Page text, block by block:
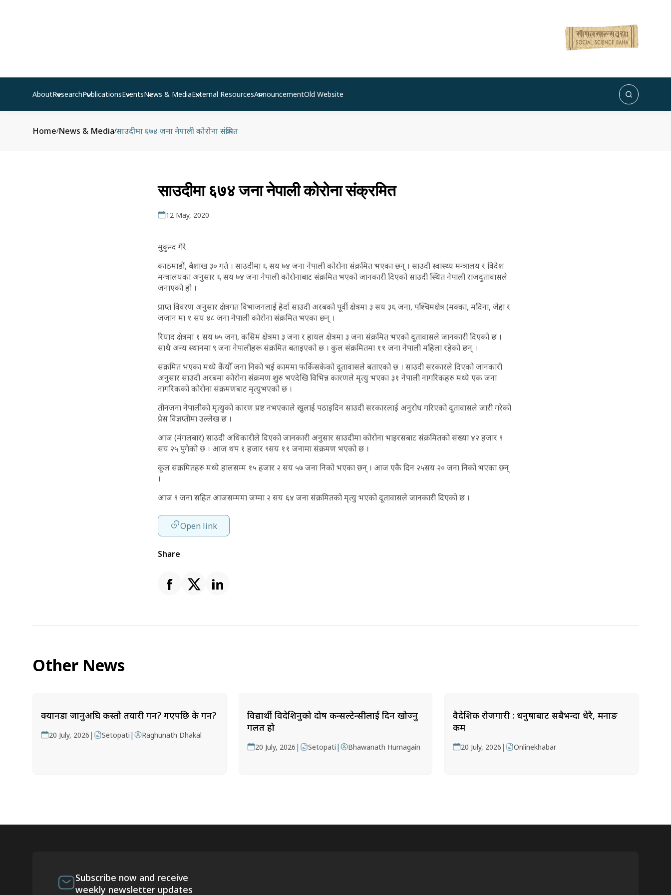
AboutResearchPublicationsEventsNews & MediaExternal ResourcesAnnouncementOld Website
Home/News & Media/साउदीमा ६७४ जना नेपाली कोरोना संक्रमित
साउदीमा ६७४ जना नेपाली कोरोना संक्रमित
12 May, 2020
मुकुन्द गैरे
काठमाडौं, बैशाख ३० गते । साउदीमा ६ सय ७४ जना नेपाली कोरोना संक्रमित भएका छन् । साउदी स्वास्थ्य मन्त्रालय र विदेश
मन्त्रालयका अनुसार ६ सय ७४ जना नेपाली कोरोनाबाट संक्रमित भएको जानकारी दिएको साउदी स्थित नेपाली राजदुतावासले
जनाएको हो ।
प्राप्त विवरण अनुसार क्षेत्रगत विभाजनलाई हेर्दा साउदी अरबको पूर्वी क्षेत्रमा ३ सय ३६ जना, पश्चिमक्षेत्र (मक्का, मदिना, जेद्दा र
जजान मा १ सय ४८ जना नेपाली कोरोना संक्रमित भएका छन् ।
रियाद क्षेत्रमा १ सय ७५ जना, कसिम क्षेत्रमा ३ जना र हायल क्षेत्रमा ३ जना संक्रमित भएको दूतावासले जानकारी दिएको छ ।
साथै अन्य स्थानमा ९ जना नेपालीहरू संक्रमित बताइएको छ । कुल संक्रमितमा ११ जना नेपाली महिला रहेको छन् ।
संक्रमित भएका मध्ये कैंयौँ जना निको भई काममा फर्किसकेको दूतावासले बताएको छ । साउदी सरकारले दिएको जानकारी
अनुसार साउदी अरबमा कोरोना संक्रमण शुरु भएदेखि विभिन्न कारणले मृत्यु भएका ३१ नेपाली नागरिकहरु मध्ये एक जना
नागरिकको कोरोना संक्रमणबाट मृत्युभएको छ ।
तीनजना नेपालीको मृत्युको कारण प्रष्ट नभएकाले खुलाई पठाइदिन साउदी सरकारलाई अनुरोध गरिएको दूतावासले जारी गरेको
प्रेस विज्ञप्तीमा उल्लेख छ ।
आज (मंगलबार) साउदी अधिकारीले दिएको जानकारी अनुसार साउदीमा कोरोना भाइरसबाट संक्रमितको संख्या ४२ हजार ९
सय २५ पुगेको छ । आज थप १ हजार ९सय ११ जनामा संक्रमण भएको छ ।
कूल संक्रमितहरु मध्ये हालसम्म १५ हजार २ सय ५७ जना निको भएका छन् । आज एकै दिन २५सय २० जना निको भएका छन्
।
आज ९ जना सहित आजसम्ममा जम्मा २ सय ६४ जना संक्रमितको मृत्यु भएको दूतावासले जानकारी दिएको छ ।
Open link
Share
Other News
क्यानडा जानुअघि कस्तो तयारी गर्ने? गएपछि के गर्ने?
20 July, 2026 | Setopati | Raghunath Dhakal
विद्यार्थी विदेशिनुको दोष कन्सल्टेन्सीलाई दिन खोज्नु
गलत हो
20 July, 2026 | Setopati | Bhawanath Humagain
वैदेशिक रोजगारी : धनुषाबाट सबैभन्दा धेरै, मनाङ
कम
20 July, 2026 | Onlinekhabar
Subscribe now and receive
weekly newsletter updates